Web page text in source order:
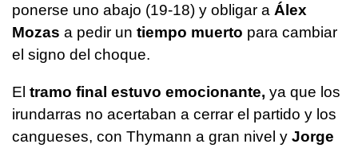
ponerse uno abajo (19-18) y obligar a Álex
Mozas a pedir un tiempo muerto para cambiar
el signo del choque.
El tramo final estuvo emocionante, ya que los
irundarras no acertaban a cerrar el partido y los
cangueses, con Thymann a gran nivel y Jorge